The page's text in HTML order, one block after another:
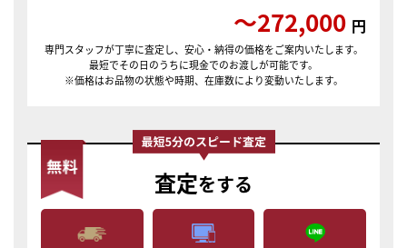
〜272,000 円
専門スタッフが丁寧に査定し、安心・納得の価格をご案内いたします。
最短でその日のうちに現金でのお渡しが可能です。
※価格はお品物の状態や時期、在庫数により変動いたします。
査定をする